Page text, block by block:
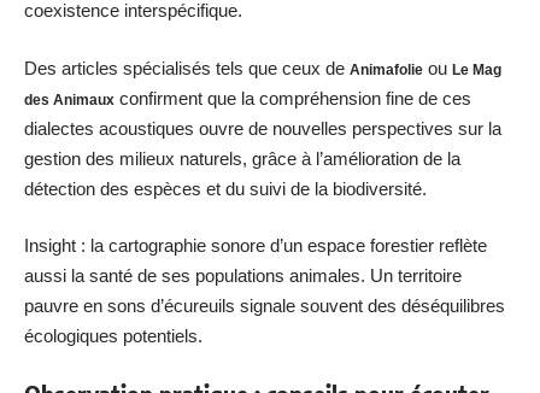
coexistence interspécifique.
Des articles spécialisés tels que ceux de Animafolie ou Le Mag
des Animaux confirment que la compréhension fine de ces
dialectes acoustiques ouvre de nouvelles perspectives sur la
gestion des milieux naturels, grâce à l’amélioration de la
détection des espèces et du suivi de la biodiversité.
Insight : la cartographie sonore d’un espace forestier reflète
aussi la santé de ses populations animales. Un territoire
pauvre en sons d’écureuils signale souvent des déséquilibres
écologiques potentiels.